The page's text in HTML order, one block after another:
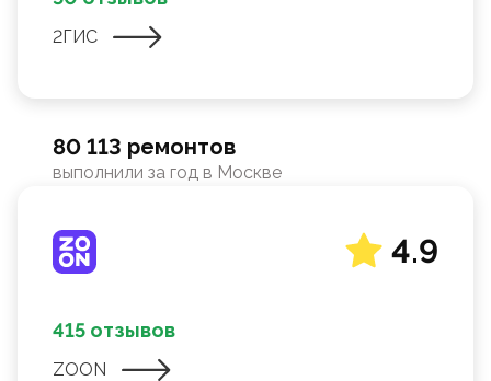
2ГИС
80 113 ремонтов
выполнили за год в Москве
4.9
415 отзывов
ZOON